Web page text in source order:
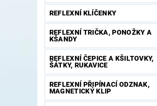
REFLEXNÍ KLÍČENKY
REFLEXNÍ TRIČKA, PONOŽKY A
KŠANDY
REFLEXNÍ ČEPICE A KŠILTOVKY,
ŠÁTKY, RUKAVICE
REFLEXNÍ PŘIPÍNACÍ ODZNAK,
MAGNETICKÝ KLIP